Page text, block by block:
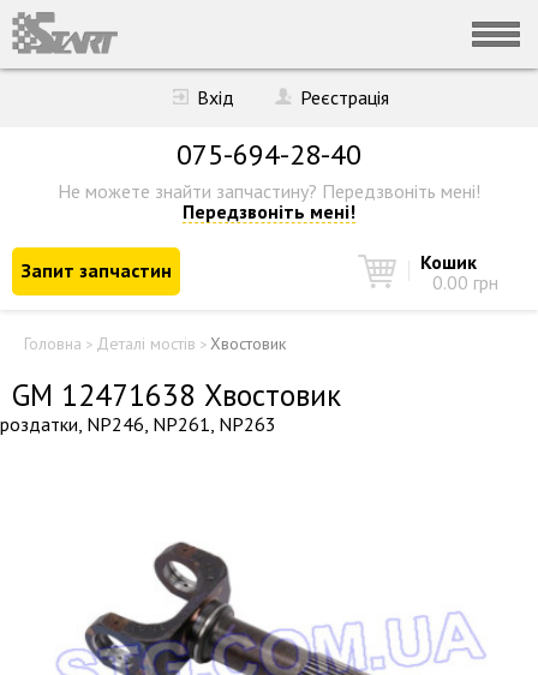
Вхід Реєстрація
075-694-28-40
Не можете знайти запчастину? Передзвоніть мені!
Передзвоніть мені!
Запит запчастин
Кошик
0.00 грн
Головна > Деталі мостів > Хвостовик
GM 12471638 Хвостовик
роздатки, NP246, NP261, NP263